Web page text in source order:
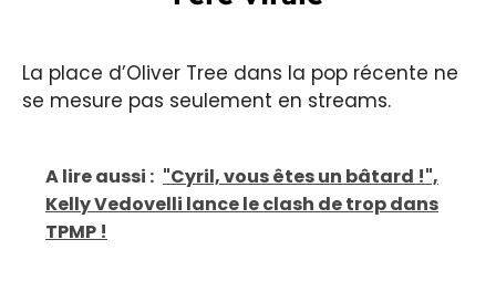
La place d’Oliver Tree dans la pop récente ne
se mesure pas seulement en streams.
A lire aussi : "Cyril, vous êtes un bâtard !",
Kelly Vedovelli lance le clash de trop dans
TPMP !